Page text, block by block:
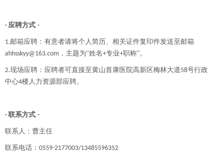
- 应聘方式 -
1.邮箱应聘： 有意者请将个人简历、相关证件复印件发送至邮箱
ahhsskyy@163.com ，主题为“姓名+专业+职称”。
2.现场应聘： 应聘者可直接至黄山首康医院高新区梅林大道58号行政
中心4楼人力资源部应聘。
- 联系方式 -
联系人：曹主任
联系电话： 0559-2177003/13485596352